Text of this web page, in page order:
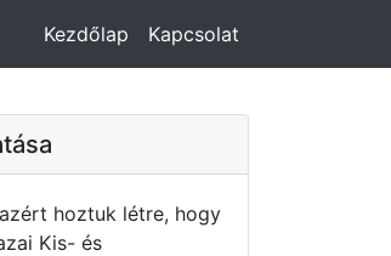
Kezdőlap Kapcsolat
hoztuk létre, hogy
Kis- és